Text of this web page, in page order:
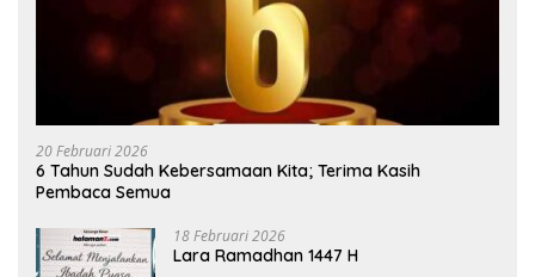
20 Februari 2026
6 Tahun Sudah Kebersamaan Kita; Terima Kasih
Pembaca Semua
18 Februari 2026
Lara Ramadhan 1447 H